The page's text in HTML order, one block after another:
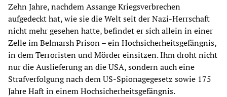
Zehn Jahre, nachdem Assange Kriegsverbrechen
aufgedeckt hat, wie sie die Welt seit der Nazi-Herrschaft
nicht mehr gesehen hatte, befindet er sich allein in einer
Zelle im Belmarsh Prison – ein Hochsicherheitsgefängnis,
in dem Terroristen und Mörder einsitzen. Ihm droht nicht
nur die Auslieferung an die USA, sondern auch eine
Strafverfolgung nach dem US-Spionagegesetz sowie 175
Jahre Haft in einem Hochsicherheitsgefängnis.